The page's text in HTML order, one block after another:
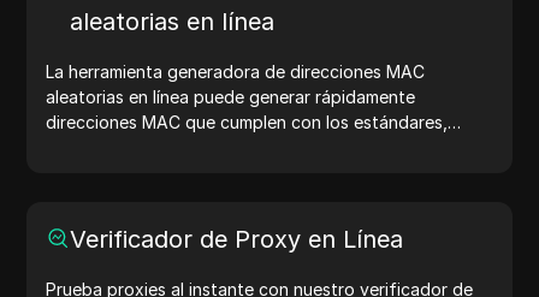
trabajo: ¡genera agentes de usuario hoy!
aleatorias en línea
La herramienta generadora de direcciones MAC
aleatorias en línea puede generar rápidamente
direcciones MAC que cumplen con los estándares,
Verificador de Proxy en Línea
Prueba proxies al instante con nuestro verificador de